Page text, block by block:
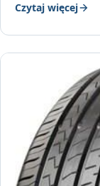
Czytaj więcej